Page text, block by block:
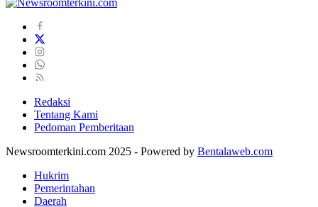
Redaksi
Tentang Kami
Pedoman Pemberitaan
Newsroomterkini.com 2025 - Powered by Bentalaweb.com
Hukrim
Pemerintahan
Daerah